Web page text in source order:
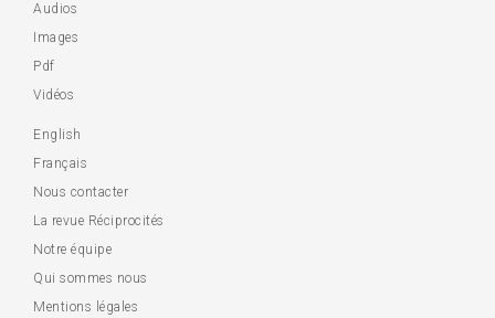
Audios
Images
Pdf
Vidéos
English
Français
Nous contacter
La revue Réciprocités
Notre équipe
Qui sommes nous
Mentions légales